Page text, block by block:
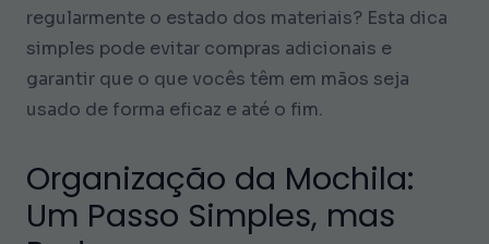
regularmente o estado dos materiais? Esta dica
simples pode evitar compras adicionais e
garantir que o que vocês têm em mãos seja
usado de forma eficaz e até o fim.
Organização da Mochila:
Um Passo Simples, mas